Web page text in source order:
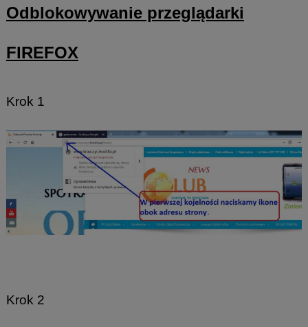
Odblokowywanie przeglądarki
FIREFOX
Krok 1
Krok 2